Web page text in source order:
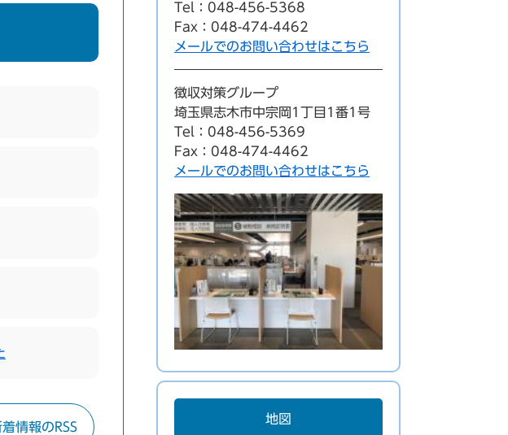
情報のRSS
Tel：048-456-5368
Fax：048-474-4462
メールでのお問い合わせはこちら
徴収対策グループ
埼玉県志木市中宗岡1丁目1番1号
Tel：048-456-5369
Fax：048-474-4462
メールでのお問い合わせはこちら
地図